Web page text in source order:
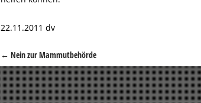
22.11.2011 dv
Beitragsnavigation
← Nein zur Mammutbehörde